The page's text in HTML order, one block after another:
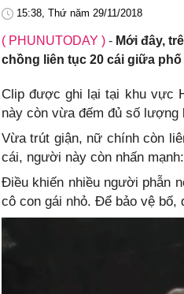
15:38, Thứ năm 29/11/2018
( PHUNUTODAY ) - Mới đây,
chồng liên tục 20 cái giữa
Clip được ghi lại tại khu vực
này còn vừa đếm đủ số
Vừa trút giận, nữ chính còn
cái, người này còn nhấn
Điều khiến nhiều người phẫn
cô con gái nhỏ. Để bảo vệ bố,